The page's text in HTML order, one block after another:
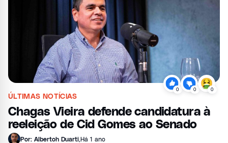
0 0 0
ÚLTIMAS NOTÍCIAS
Chagas Vieira defende candidatura à
reeleição de Cid Gomes ao Senado
Por: Albertoh Duarti Há 1 ano